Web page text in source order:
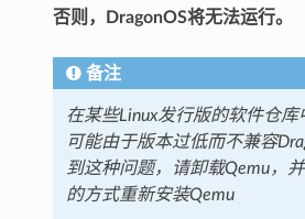
否则，DragonOS将无法运行。
备注
在某些Linux发行版的软件仓库
可能由于版本过低而不兼容
到这种问题，请卸载Qemu，
的方式重新安装Qemu